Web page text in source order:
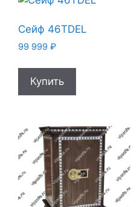
Сейф 46TDEL
99 999 ₽
Купить